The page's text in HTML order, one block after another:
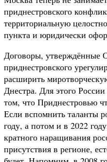
приднестровского
территориальную
пункта и юридически
Договоры, утверждённые
приднестровского
расширить
Днестра. Для этого
том, что Приднестровью
Если вспомнить таланты
году, а потом и в 2022
кратного наращивания
присутствия в регионе,